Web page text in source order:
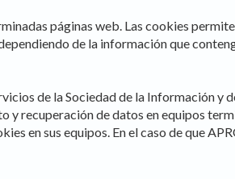
páginas web. Las cookies
de la información que
de la Sociedad de la Información y
recuperación de datos en equipos
en sus equipos. En el caso de que
browsing profile.